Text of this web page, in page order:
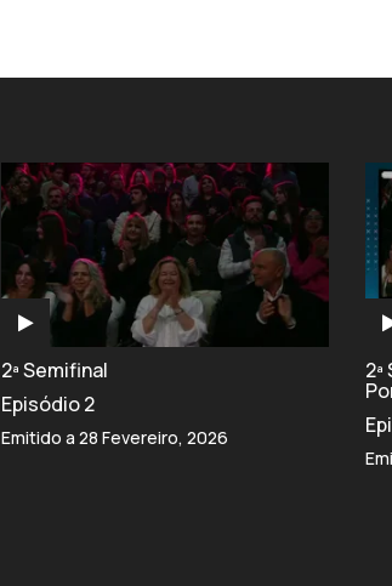
2ª Semifinal
Episódio 2
Emitido a 28 Fevereiro, 2026